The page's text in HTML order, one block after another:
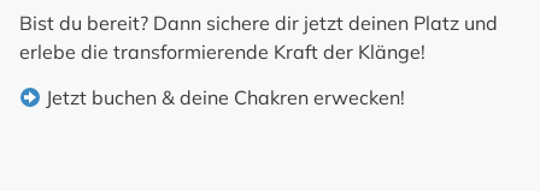
Bist du bereit? Dann sichere dir jetzt deinen Platz und
erlebe die transformierende Kraft der Klänge!
Jetzt buchen & deine Chakren erwecken!